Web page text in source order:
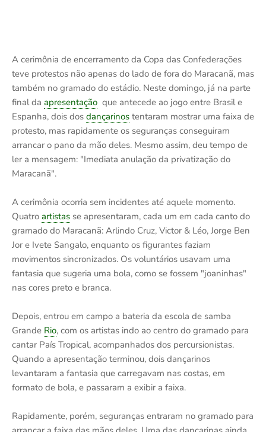
A cerimônia de encerramento da Copa das Confederações
teve protestos não apenas do lado de fora do Maracanã, mas
também no gramado do estádio. Neste domingo, já na parte
final da apresentação que antecede ao jogo entre Brasil e
Espanha, dois dos dançarinos tentaram mostrar uma faixa de
protesto, mas rapidamente os seguranças conseguiram
arrancar o pano da mão deles. Mesmo assim, deu tempo de
ler a mensagem: "Imediata anulação da privatização do
Maracanã".
A cerimônia ocorria sem incidentes até aquele momento.
Quatro artistas se apresentaram, cada um em cada canto do
gramado do Maracanã: Arlindo Cruz, Victor & Léo, Jorge Ben
Jor e Ivete Sangalo, enquanto os figurantes faziam
movimentos sincronizados. Os voluntários usavam uma
fantasia que sugeria uma bola, como se fossem "joaninhas"
nas cores preto e branca.
Depois, entrou em campo a bateria da escola de samba
Grande Rio, com os artistas indo ao centro do gramado para
cantar País Tropical, acompanhados dos percursionistas.
Quando a apresentação terminou, dois dançarinos
levantaram a fantasia que carregavam nas costas, em
formato de bola, e passaram a exibir a faixa.
Rapidamente, porém, seguranças entraram no gramado para